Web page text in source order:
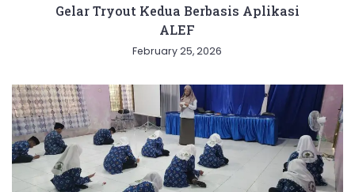
Gelar Tryout Kedua Berbasis Aplikasi
ALEF
February 25, 2026